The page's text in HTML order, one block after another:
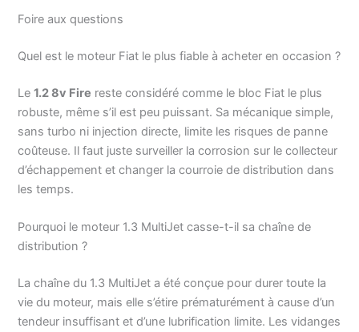
Foire aux questions
Quel est le moteur Fiat le plus fiable à acheter en occasion ?
Le1.2 8v Fire reste considéré comme le bloc Fiat le plus
robuste, même s’il est peu puissant. Sa mécanique simple,
sans turbo ni injection directe, limite les risques de panne
coûteuse. Il faut juste surveiller la corrosion sur le collecteur
d’échappement et changer la courroie de distribution dans
les temps.
Pourquoi le moteur 1.3 MultiJet casse-t-il sa chaîne de
distribution ?
La chaîne du 1.3 MultiJet a été conçue pour durer toute la
vie du moteur, mais elle s’étire prématurément à cause d’un
tendeur insuffisant et d’une lubrification limite. Les vidanges